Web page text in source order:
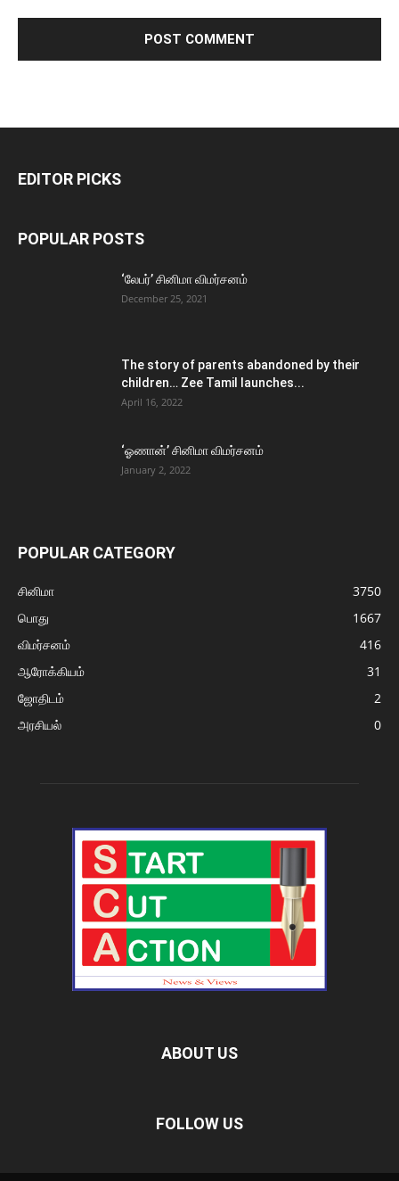
EDITOR PICKS
POPULAR POSTS
‘லேபர்’ சினிமா விமர்சனம்
December 25, 2021
The story of parents abandoned by their
children… Zee Tamil launches...
April 16, 2022
‘ஓணான்’ சினிமா விமர்சனம்
January 2, 2022
POPULAR CATEGORY
சினிமா
3750
பொது
1667
விமர்சனம்
416
ஆரோக்கியம்
31
ஜோதிடம்
2
அரசியல்
0
ABOUT US
FOLLOW US